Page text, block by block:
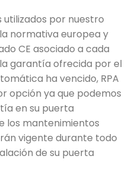
por nuestro
normativa europea y
CE asociado a cada
garantía ofrecida por el
ha vencido, RPA
opción ya que podemos
en su puerta
los mantenimientos
vigente durante todo
de su puerta